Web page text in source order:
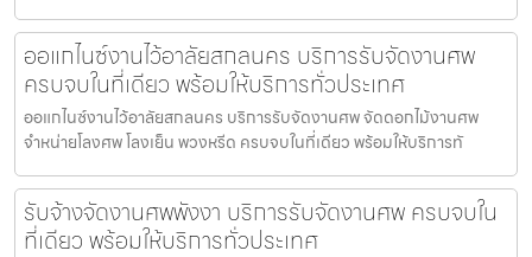
ออแกไนซ์งานไว้อาลัยสกลนคร บริการรับจัดงานศพ
ครบจบในที่เดียว พร้อมให้บริการทั่วประเทศ
ออแกไนซ์งานไว้อาลัยสกลนคร บริการรับจัดงานศพ จัดดอกไม้งานศพ
จำหน่ายโลงศพ โลงเย็น พวงหรีด ครบจบในที่เดียว พร้อมให้บริการทั
รับจ้างจัดงานศพพังงา บริการรับจัดงานศพ ครบจบใน
ที่เดียว พร้อมให้บริการทั่วประเทศ